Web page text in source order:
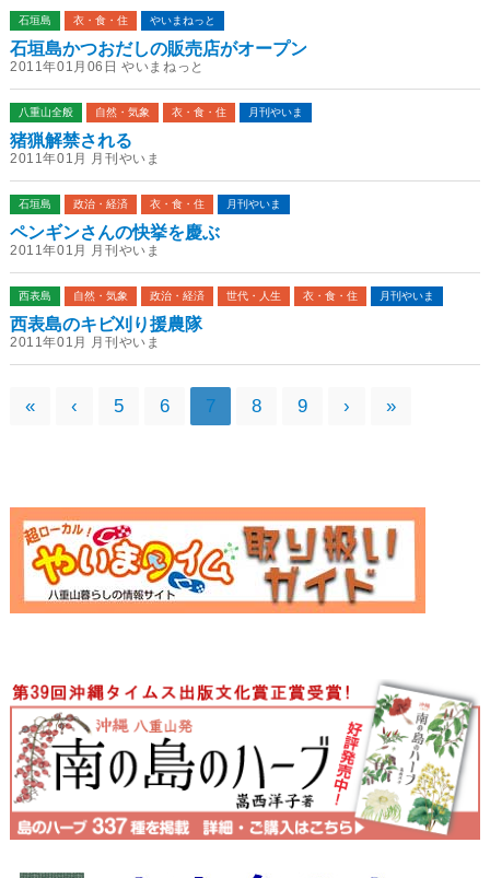
石垣島 衣・食・住 やいまねっと
石垣島かつおだしの販売店がオープン
2011年01月06日 やいまねっと
八重山全般 自然・気象 衣・食・住 月刊やいま
猪猟解禁される
2011年01月 月刊やいま
石垣島 政治・経済 衣・食・住 月刊やいま
ペンギンさんの快挙を慶ぶ
2011年01月 月刊やいま
西表島 自然・気象 政治・経済 世代・人生 衣・食・住 月刊やいま
西表島のキビ刈り援農隊
2011年01月 月刊やいま
« ‹ 5 6 7 8 9 › »